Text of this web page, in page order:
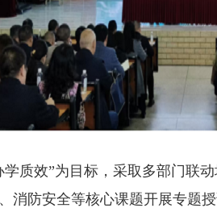
效”为目标，采取多部门联
消防安全等核心课题开展专题